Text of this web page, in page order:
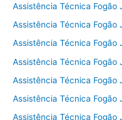
Assistência Técnica Fogão
Assistência Técnica Fogão
Assistência Técnica Fogão
Assistência Técnica Fogão
Assistência Técnica Fogão
Assistência Técnica Fogão
Assistência Técnica Fogão